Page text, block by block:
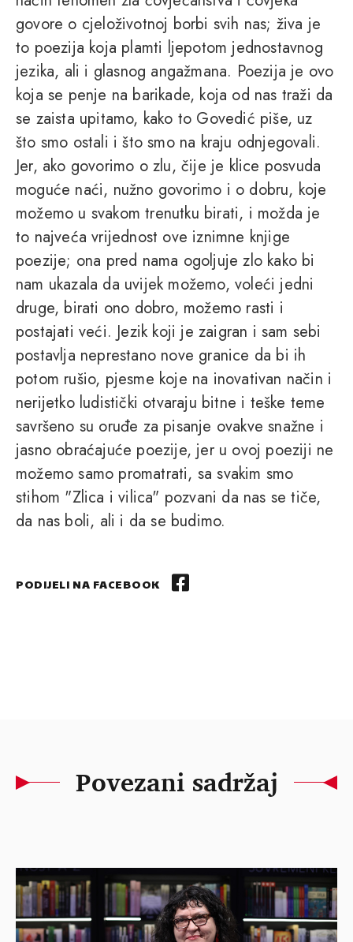
govore o cjeloživotnoj borbi svih nas; živa je
to poezija koja plamti ljepotom jednostavnog
jezika, ali i glasnog angažmana. Poezija je ovo
koja se penje na barikade, koja od nas traži da
se zaista upitamo, kako to Govedić piše, uz
što smo ostali i što smo na kraju odnjegovali.
Jer, ako govorimo o zlu, čije je klice posvuda
moguće naći, nužno govorimo i o dobru, koje
možemo u svakom trenutku birati, i možda je
to najveća vrijednost ove iznimne knjige
poezije; ona pred nama ogoljuje zlo kako bi
nam ukazala da uvijek možemo, voleći jedni
druge, birati ono dobro, možemo rasti i
postajati veći. Jezik koji je zaigran i sam sebi
postavlja neprestano nove granice da bi ih
potom rušio, pjesme koje na inovativan način i
nerijetko ludistički otvaraju bitne i teške teme
savršeno su oruđe za pisanje ovakve snažne i
jasno obraćajuće poezije, jer u ovoj poeziji ne
možemo samo promatrati, sa svakim smo
stihom "Zlica i vilica" pozvani da nas se tiče,
da nas boli, ali i da se budimo.
PODIJELI NA FACEBOOK
Povezani sadržaj